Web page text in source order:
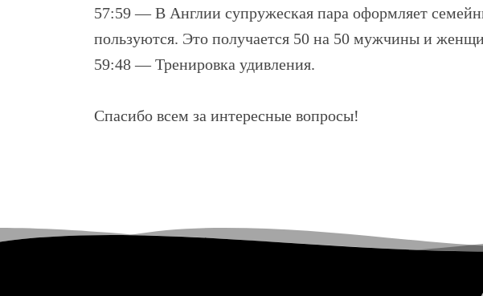
57:59 — В Англии супружеская пара оформляет
пользуются. Это получается 50 на 50 мужчины и
59:48 — Тренировка удивления.
Спасибо всем за интересные вопросы!